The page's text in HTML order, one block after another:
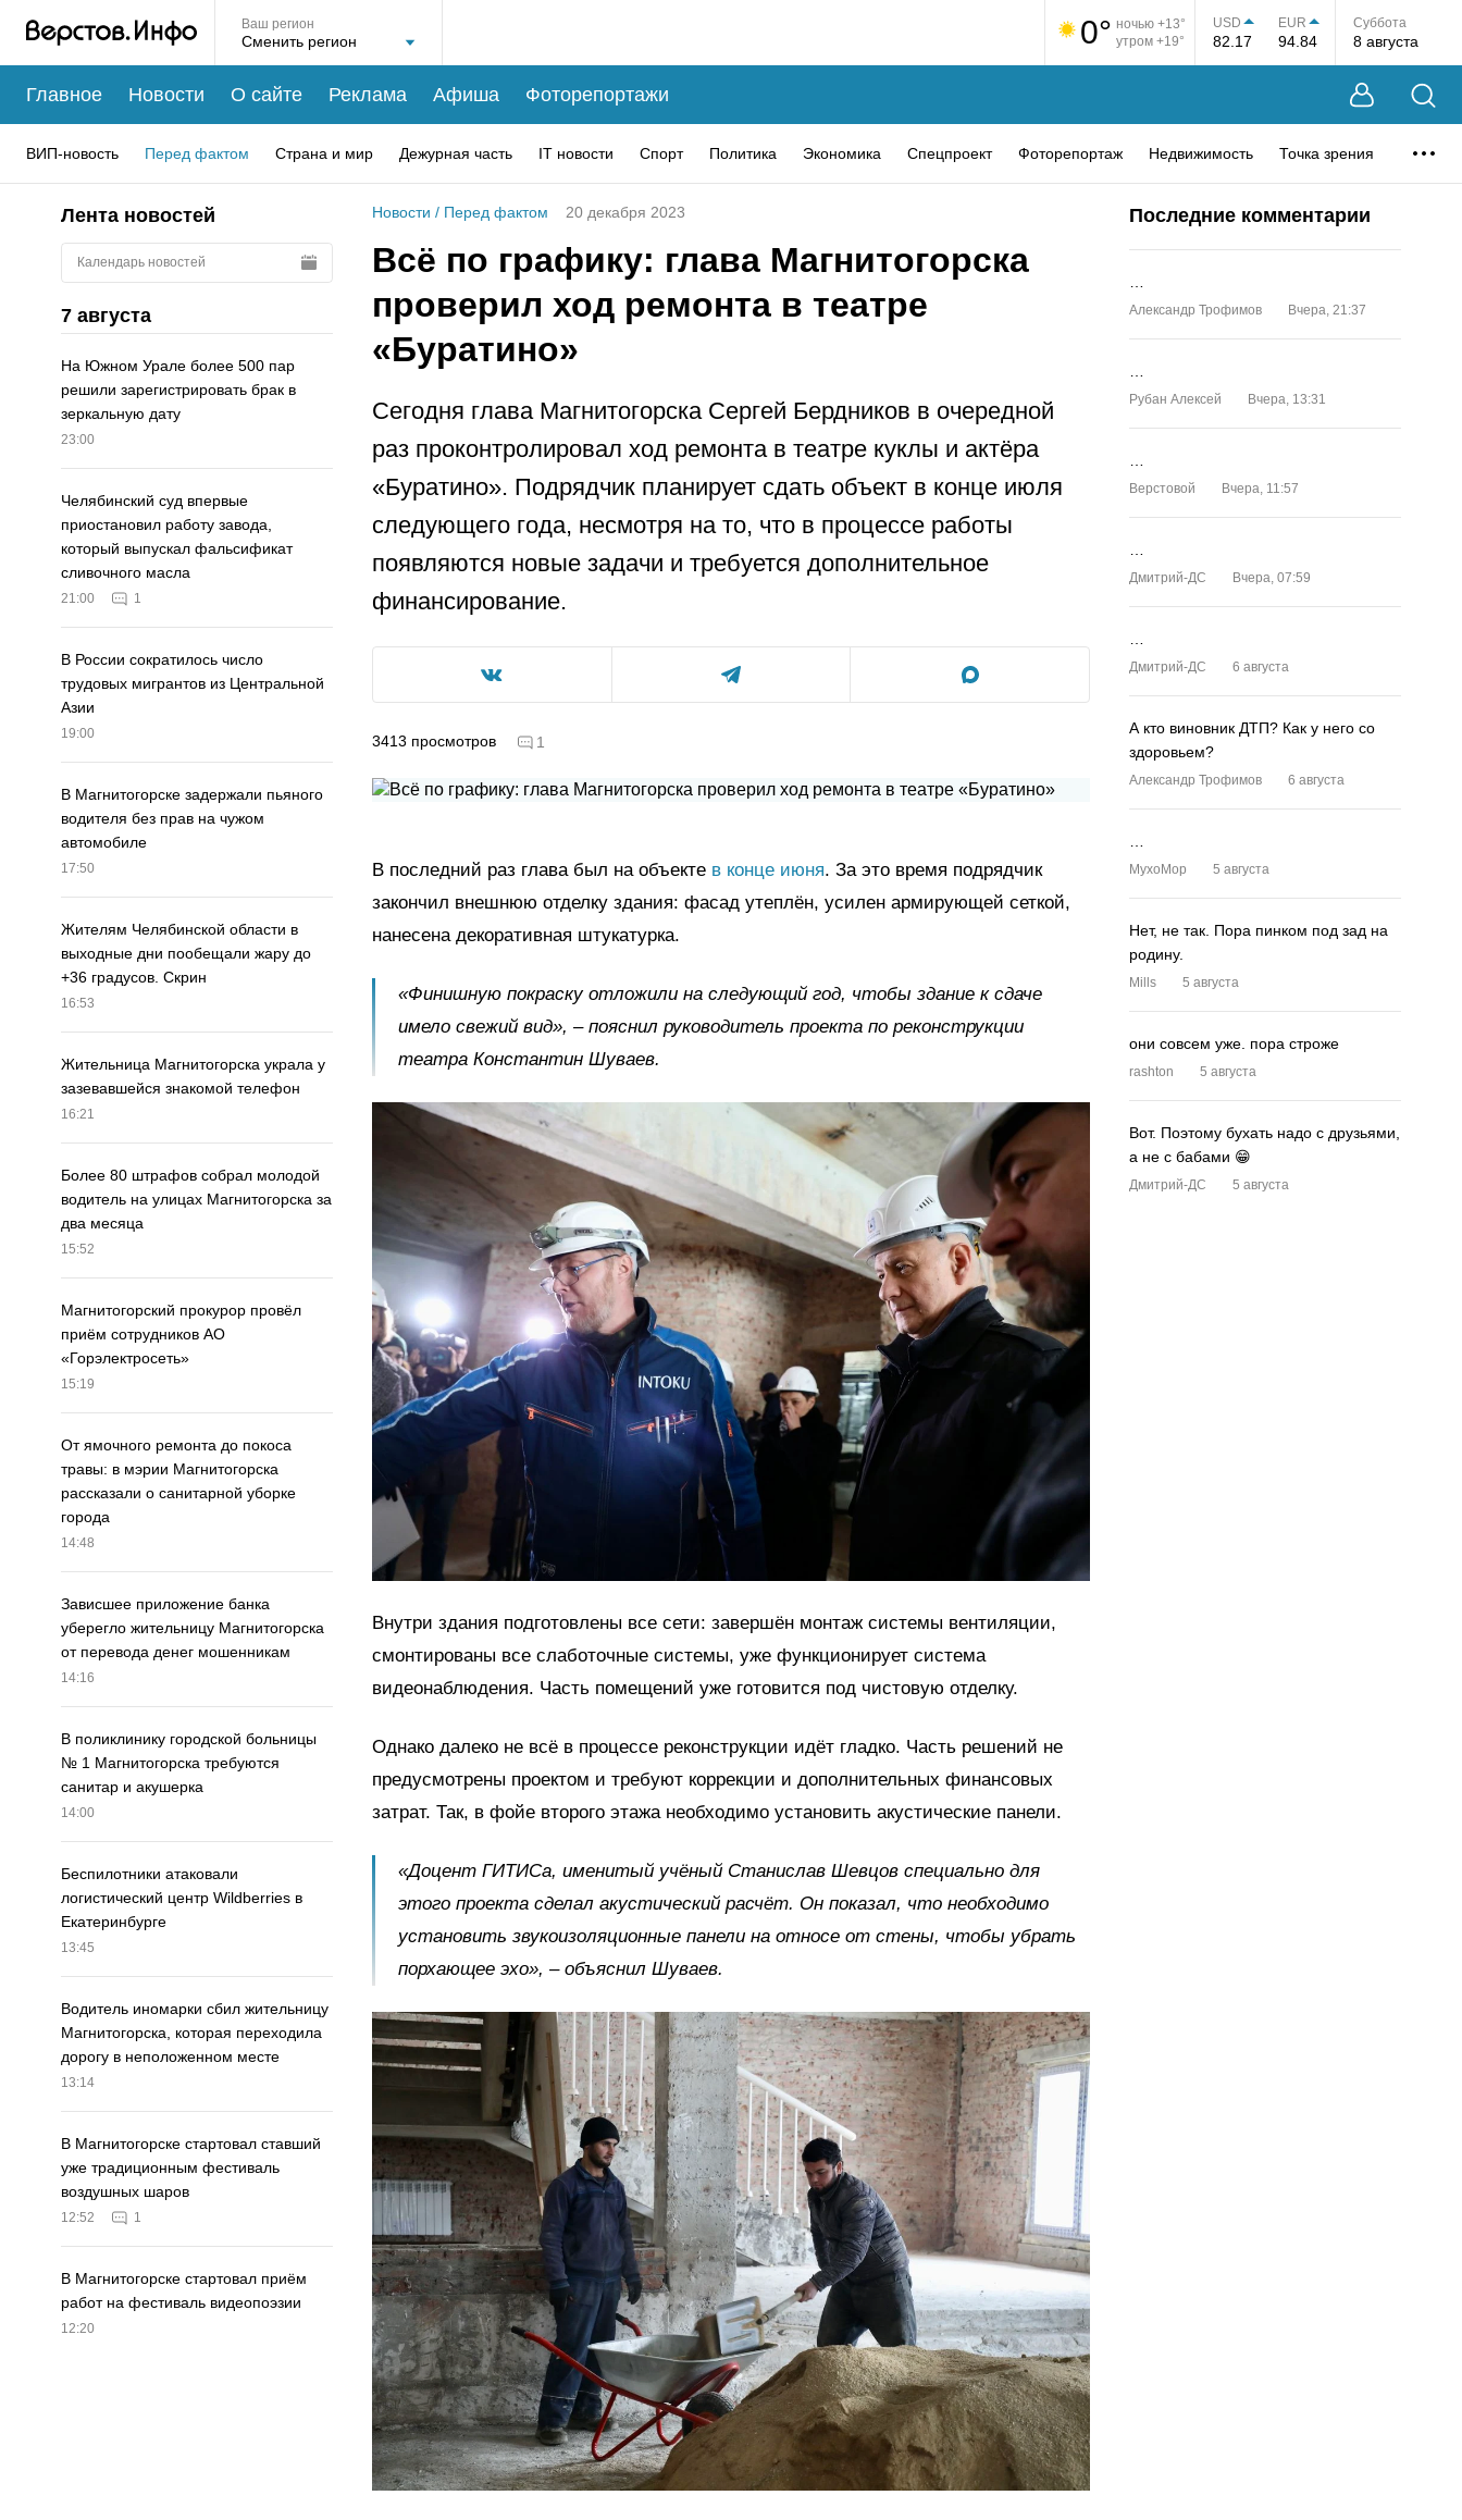
Ваш регион 0° ночью +13°
утром +19°
USD
82.17
EUR
94.84
Суббота
8 августа
Главное Новости О сайте Реклама Афиша Фоторепортажи
ВИП-новость Перед фактом Страна и мир Дежурная часть IT новости Спорт Политика Экономика Спецпроект Фоторепортаж Недвижимость Точка зрения
Лента новостей
Календарь новостей
7 августа
На Южном Урале более 500 пар
решили зарегистрировать брак в
зеркальную дату
23:00
Челябинский суд впервые
приостановил работу завода,
который выпускал фальсификат
сливочного масла
21:00 1
В России сократилось число
трудовых мигрантов из Центральной
Азии
19:00
В Магнитогорске задержали пьяного
водителя без прав на чужом
автомобиле
17:50
Жителям Челябинской области в
выходные дни пообещали жару до
+36 градусов. Скрин
16:53
Жительница Магнитогорска украла у
зазевавшейся знакомой телефон
16:21
Более 80 штрафов собрал молодой
водитель на улицах Магнитогорска за
два месяца
15:52
Магнитогорский прокурор провёл
приём сотрудников АО
«Горэлектросеть»
15:19
От ямочного ремонта до покоса
травы: в мэрии Магнитогорска
рассказали о санитарной уборке
города
14:48
Зависшее приложение банка
уберегло жительницу Магнитогорска
от перевода денег мошенникам
14:16
В поликлинику городской больницы
№ 1 Магнитогорска требуются
санитар и акушерка
14:00
Беспилотники атаковали
логистический центр Wildberries в
Екатеринбурге
13:45
Водитель иномарки сбил жительницу
Магнитогорска, которая переходила
дорогу в неположенном месте
13:14
В Магнитогорске стартовал ставший
уже традиционным фестиваль
воздушных шаров
12:52 1
В Магнитогорске стартовал приём
работ на фестиваль видеопоэзии
12:20
Новости / Перед фактом 20 декабря 2023
Всё по графику: глава Магнитогорска
проверил ход ремонта в театре
«Буратино»
Сегодня глава Магнитогорска Сергей Бердников в очередной
раз проконтролировал ход ремонта в театре куклы и актёра
«Буратино». Подрядчик планирует сдать объект в конце июля
следующего года, несмотря на то, что в процессе работы
появляются новые задачи и требуется дополнительное
финансирование.
3413 просмотров 1
В последний раз глава был на объекте в конце июня. За это время подрядчик
закончил внешнюю отделку здания: фасад утеплён, усилен армирующей сеткой,
нанесена декоративная штукатурка.
«Финишную покраску отложили на следующий год, чтобы здание к сдаче
имело свежий вид», – пояснил руководитель проекта по реконструкции
театра Константин Шуваев.
Внутри здания подготовлены все сети: завершён монтаж системы вентиляции,
смонтированы все слаботочные системы, уже функционирует система
видеонаблюдения. Часть помещений уже готовится под чистовую отделку.
Однако далеко не всё в процессе реконструкции идёт гладко. Часть решений не
предусмотрены проектом и требуют коррекции и дополнительных финансовых
затрат. Так, в фойе второго этажа необходимо установить акустические панели.
«Доцент ГИТИСа, именитый учёный Станислав Шевцов специально для
этого проекта сделал акустический расчёт. Он показал, что необходимо
установить звукоизоляционные панели на относе от стены, чтобы убрать
порхающее эхо», – объяснил Шуваев.
Последние комментарии
Александр Трофимов Вчера, 21:37
Рубан Алексей Вчера, 13:31
Верстовой Вчера, 11:57
Дмитрий-ДС Вчера, 07:59
Дмитрий-ДС 6 августа
А кто виновник ДТП? Как у него со
здоровьем?
Александр Трофимов 6 августа
MyxoMop 5 августа
Нет, не так. Пора пинком под зад на
родину.
Mills 5 августа
они совсем уже. пора строже
rashton 5 августа
Вот. Поэтому бухать надо с друзьями,
а не с бабами 😁
Дмитрий-ДС 5 августа